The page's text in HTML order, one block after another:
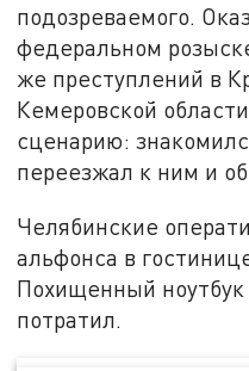
подозреваемого.
федеральном
же преступлений в
Кемеровской
сценарию:
переезжал к ним и
Челябинские
альфонса в
Похищенный
потратил.